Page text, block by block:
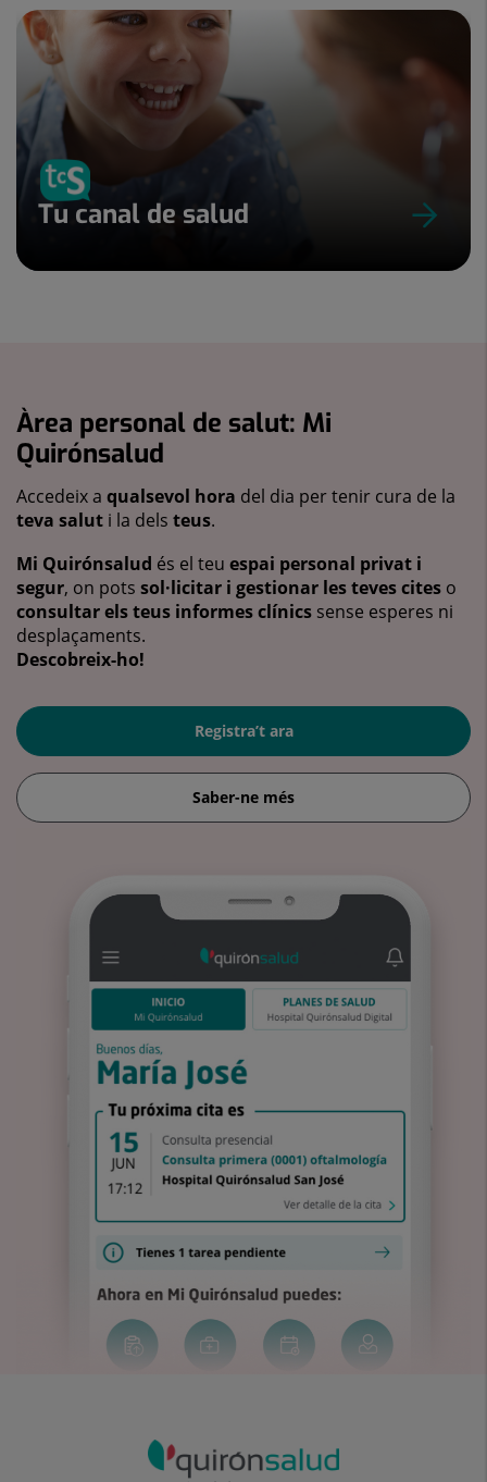
Tu canal de salud
Àrea personal de salut: Mi
Quirónsalud
Accedeix a qualsevol hora del dia per tenir cura de la
teva salut i la dels teus.
Mi Quirónsalud és el teu espai personal privat i
segur, on pots sol·licitar i gestionar les teves cites o
consultar els teus informes clínics sense esperes ni
desplaçaments.
Descobreix-ho!
Registra’t ara
Saber-ne més